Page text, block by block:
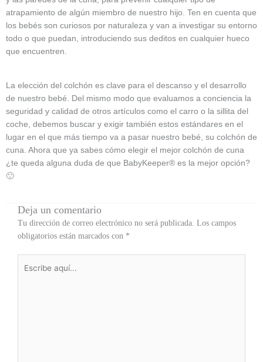
atrapamiento de algún miembro de nuestro hijo. Ten en cuenta que
los bebés son curiosos por naturaleza y van a investigar su entorno
todo o que puedan, introduciendo sus deditos en cualquier hueco
que encuentren.
La elección del colchón es clave para el descanso y el desarrollo
de nuestro bebé. Del mismo modo que evaluamos a conciencia la
seguridad y calidad de otros artículos como el carro o la sillita del
coche, debemos buscar y exigir también estos estándares en el
lugar en el que más tiempo va a pasar nuestro bebé, su colchón de
cuna. Ahora que ya sabes cómo elegir el mejor colchón de cuna
¿te queda alguna duda de que BabyKeeper® es la mejor opción?
🙂
Deja un comentario
Tu dirección de correo electrónico no será publicada. Los campos
obligatorios están marcados con *
aquí...